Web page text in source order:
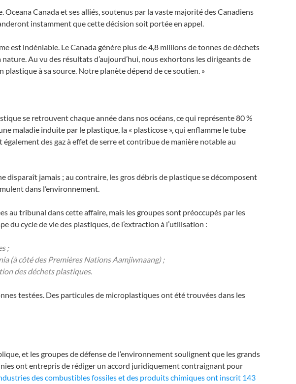
Canada et ses alliés, soutenus par la vaste majorité des Canadiens
instamment que cette décision soit portée en appel.
est indéniable. Le Canada génère plus de 4,8 millions de tonnes de déchets
Au vu des résultats d’aujourd’hui, nous exhortons les dirigeants de
à sa source. Notre planète dépend de ce soutien. »
se retrouvent chaque année dans nos océans, ce qui représente 80 %
maladie induite par le plastique, la « plasticose », qui enflamme le tube
des gaz à effet de serre et contribue de manière notable au
disparaît jamais ; au contraire, les gros débris de plastique se décomposent
dans l’environnement.
au tribunal dans cette affaire, mais les groupes sont préoccupés par les
du cycle de vie des plastiques, de l’extraction à l’utilisation :
;
(à côté des Premières Nations Aamjiwnaang) ;
des déchets plastiques.
testées. Des particules de microplastiques ont été trouvées dans les
et les groupes de défense de l’environnement soulignent que les grands
ont entrepris de rédiger un accord juridiquement contraignant pour
des combustibles fossiles et des produits chimiques ont inscrit 143